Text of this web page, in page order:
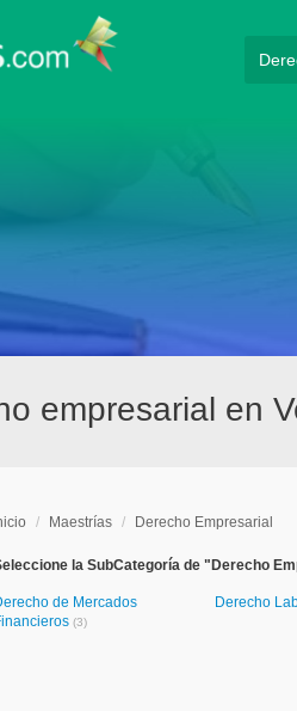
empresarial en
/ Maestrías / Derecho Empresarial
la SubCategoría de "Derecho
de Mercados
(3)
Derecho